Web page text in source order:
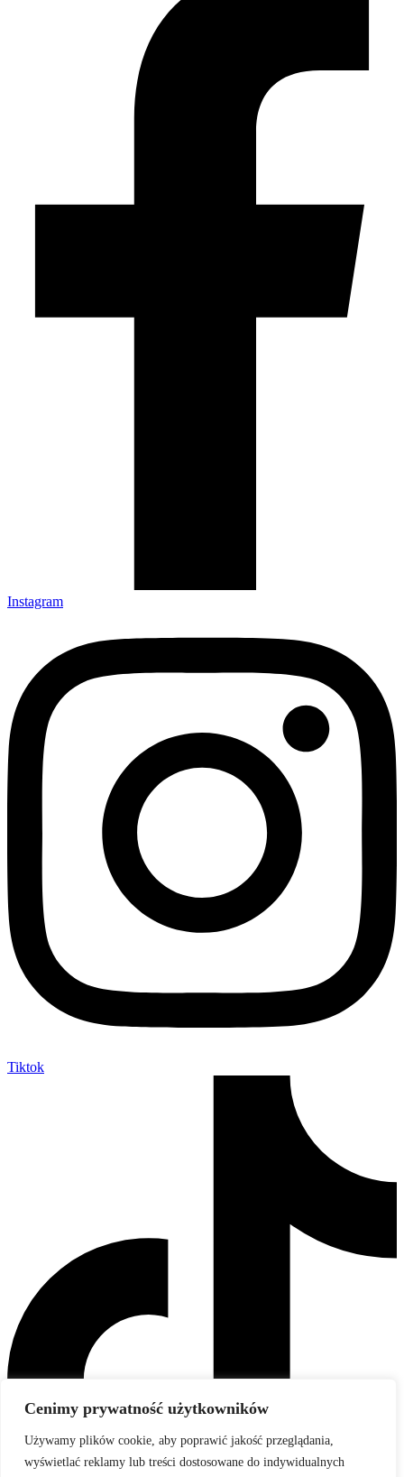
Cenimy prywatność użytkowników
Używamy plików cookie, aby poprawić jakość przeglądania,
wyświetlać reklamy lub treści dostosowane do indywidualnych
Instagram
Tiktok